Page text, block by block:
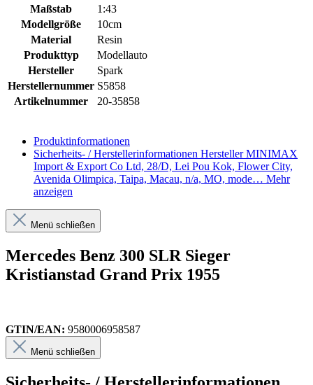
Maßstab
1:43
Modellgröße
10cm
Material
Resin
Produkttyp
Modellauto
Hersteller
Spark
Herstellernummer S5858
Artikelnummer
20-35858
Produktinformationen
Sicherheits- / Herstellerinformationen Hersteller MINIMAX
Import & Export Co Ltd, 28/D, Lei Pou Kok, Flower City,
Avenida Olimpica, Taipa, Macau, n/a, MO, mode… Mehr
anzeigen
Menü schließen
Mercedes Benz 300 SLR Sieger
Kristianstad Grand Prix 1955
GTIN/EAN: 9580006958587
Menü schließen